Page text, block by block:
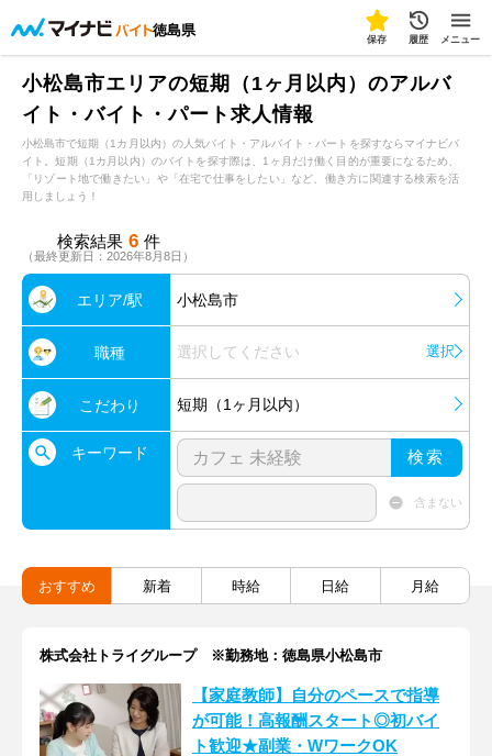
徳島県
保存 履歴 メニュー
小松島市エリアの短期（1ヶ月以内）のアルバ
イト・バイト・パート求人情報
小松島市で短期（1カ月以内）の人気バイト・アルバイト・パートを探すならマイナビバ
イト。短期（1カ月以内）のバイトを探す際は、1ヶ月だけ働く目的が重要になるため、
「リゾート地で働きたい」や「在宅で仕事をしたい」など、働き方に関連する検索を活
用しましょう！
検索結果 6 件
（最終更新日：2026年8月8日）
エリア/駅 小松島市
職種 選択してください 選択
こだわり 短期（1ヶ月以内）
キーワード 検索
含まない
おすすめ 新着 時給 日給 月給
株式会社トライグループ ※勤務地：徳島県小松島市
【家庭教師】自分のペースで指導
が可能！高報酬スタート◎初バイ
ト歓迎★副業・WワークOK